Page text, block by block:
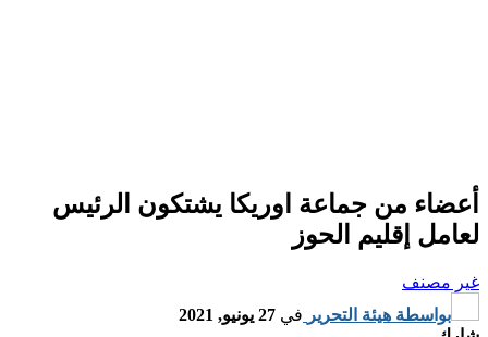
أعضاء من جماعة اوريكا يشتكون الرئيس
لعامل إقليم الحوز
غير مصنف
بواسطة هيئة التحرير في 27 يونيو, 2021